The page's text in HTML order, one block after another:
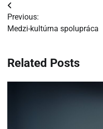
Navigácia
v
Previous:
Medzi-kultúrna spolupráca
Related Posts